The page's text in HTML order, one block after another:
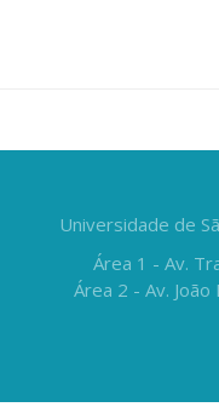
Universidade de
Área 1 - Av.
Área 2 - Av.